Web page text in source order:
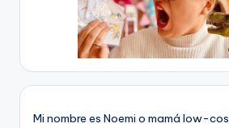
Mi nombre es Noemi o mamá low-